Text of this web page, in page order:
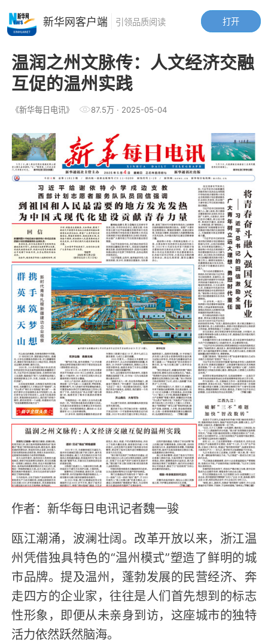
温润之州文脉传：人文经济交融
互促的温州实践
《新华每日电讯》 87.5万· 2025-05-04
作者：新华每日电讯记者魏一骏
瓯江潮涌，波澜壮阔。改革开放以来，浙江温
州凭借独具特色的“温州模式”塑造了鲜明的城
市品牌。提及温州，蓬勃发展的民营经济、奔
走四方的企业家，往往是人们首先想到的标志
性形象，即便从未亲身到访，这座城市的独特
活力依然跃然脑海。
打开
新华网客户端 引领品质阅读